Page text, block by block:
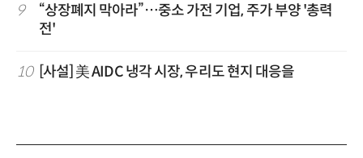
9
“상장폐지 막아라”…중소 가전 기업, 주가 부양 '총력
전'
10 [사설] 美 AIDC 냉각 시장, 우리도 현지 대응을